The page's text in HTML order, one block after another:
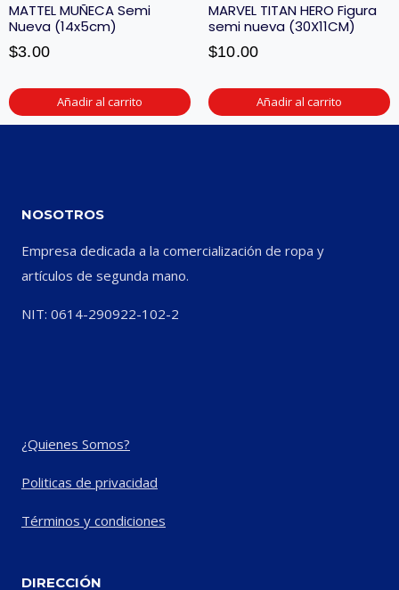
MATTEL MUÑECA Semi
Nueva (14x5cm)
$3.00
Añadir al carrito
MARVEL TITAN HERO Figura
semi nueva (30X11CM)
$10.00
Añadir al carrito
NOSOTROS
Empresa dedicada a la comercialización de ropa y
artículos de segunda mano.
NIT: 0614-290922-102-2
¿Quienes Somos?
Politicas de privacidad
Términos y condiciones
DIRECCIÓN